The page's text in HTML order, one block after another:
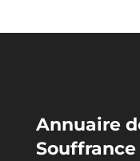
Annuaire